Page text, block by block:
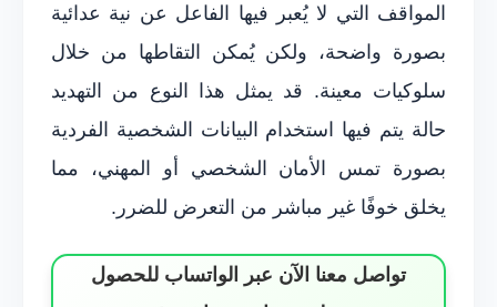
المواقف التي لا يُعبر فيها الفاعل عن نية عدائية
بصورة واضحة، ولكن يُمكن التقاطها من خلال
سلوكيات معينة. قد يمثل هذا النوع من التهديد
حالة يتم فيها استخدام البيانات الشخصية الفردية
بصورة تمس الأمان الشخصي أو المهني، مما
يخلق خوفًا غير مباشر من التعرض للضرر.
تواصل معنا الآن عبر الواتساب للحصول